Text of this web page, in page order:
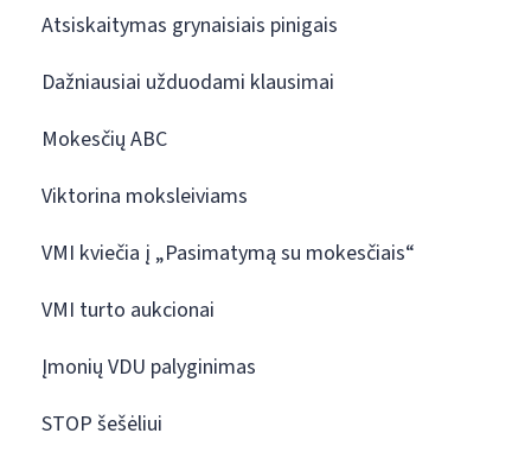
Atsiskaitymas grynaisiais pinigais
Dažniausiai užduodami klausimai
Mokesčių ABC
Viktorina moksleiviams
VMI kviečia į „Pasimatymą su mokesčiais“
VMI turto aukcionai
Įmonių VDU palyginimas
STOP šešėliui